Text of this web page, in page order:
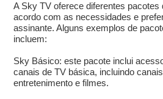
A Sky TV oferece diferentes pacotes
acordo com as necessidades e
assinante. Alguns exemplos de
incluem:
Sky Básico: este pacote inclui
canais de TV básica, incluindo
entretenimento e filmes.